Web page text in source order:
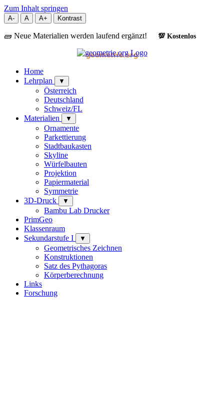
Zum Inhalt springen
A- A A+ Kontrast
🧱 Neue Materialien werden laufend ergänzt! 💯 Kostenlos
geometrie.org
Home
Lehrplan
▼
Österreich
Deutschland
Schweiz/FL
Materialien
▼
Ornamente
Parkettierung
Stadtbaukasten
Skyline
Würfelbauten
Projektion
Papiermaterial
Symmetrie
3D-Druck
▼
Bambu Lab Drucker
PrimGeo
Klassenraum
Sekundarstufe I
▼
Geometrisches Zeichnen
Konstruktionen
Satz des Pythagoras
Körperberechnung
Links
Forschung